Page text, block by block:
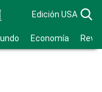
Edición USA
Economía